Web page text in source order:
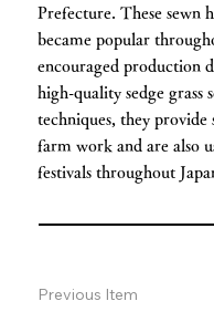
Prefecture. These sewn
became popular
encouraged production
high-quality sedge grass
techniques, they
farm work and are also
festivals throughout
Previous Item